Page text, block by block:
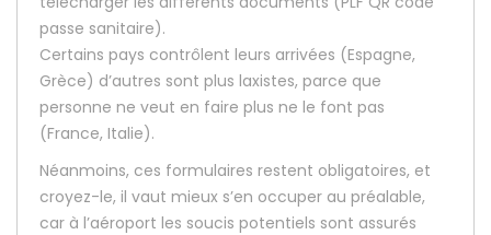
passe sanitaire).
Certains pays contrôlent leurs arrivées (Espagne,
Grèce) d’autres sont plus laxistes, parce que
personne ne veut en faire plus ne le font pas
(France, Italie).
Néanmoins, ces formulaires restent obligatoires, et
croyez-le, il vaut mieux s’en occuper au préalable,
car à l’aéroport les soucis potentiels sont assurés